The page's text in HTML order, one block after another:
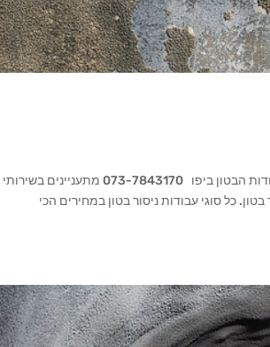
ניסור וקידוח בטון ביפו ניסור בטון ביפו | חיתוך בטון ביפו | קידוח בטון ביפוכל סוגי עבודות הבטון ביפו 073-7843170 מתעניינים בשירותי
כל סוגי עבודות ניסור בטון במחירים הכי